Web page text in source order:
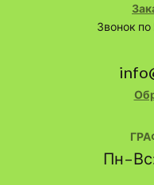
Звонок